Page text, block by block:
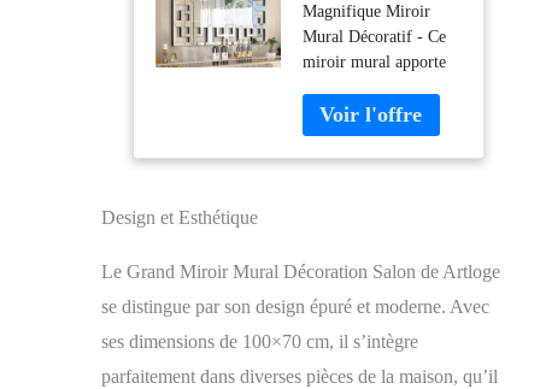
Miroir Déco
Murale
Rectangulaire
100x70cm pour
Chambre - Miroir
Décoratif pour
Salle de Bain
Magnifique Miroir
Mural Décoratif - Ce
miroir mural apporte
vos pièces tout en
ajoutant du piquant et
de l'éclat aux pièces, ce
chambre, la maison,
Haute Qualité - Le
miroir argenté haut de
gamme est utilisé pour
Design et Esthétique
Le Grand Miroir Mural Décoration Salon de Artloge
se distingue par son design épuré et moderne. Avec
ses dimensions de 100×70 cm, il s’intègre
parfaitement dans diverses pièces de la maison, qu’il